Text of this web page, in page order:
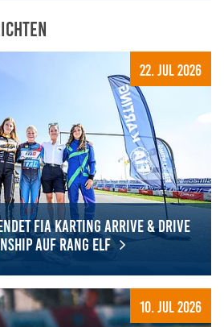
22. Jul 2026
FIA Karting Arrive & Drive
auf Rang elf
FIA Karting Arrive & Drive
10. Jul 2026